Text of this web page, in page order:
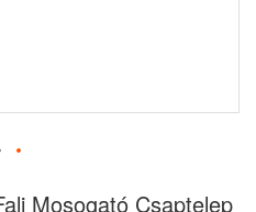
Mosogató Csaptelep